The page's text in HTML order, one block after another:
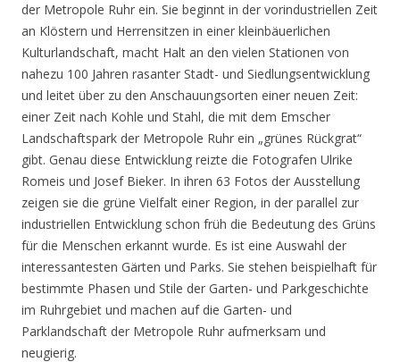
der Metropole Ruhr ein. Sie beginnt in der vorindustriellen Zeit
an Klöstern und Herrensitzen in einer kleinbäuerlichen
Kulturlandschaft, macht Halt an den vielen Stationen von
nahezu 100 Jahren rasanter Stadt- und Siedlungsentwicklung
und leitet über zu den Anschauungsorten einer neuen Zeit:
einer Zeit nach Kohle und Stahl, die mit dem Emscher
Landschaftspark der Metropole Ruhr ein „grünes Rückgrat“
gibt. Genau diese Entwicklung reizte die Fotografen Ulrike
Romeis und Josef Bieker. In ihren 63 Fotos der Ausstellung
zeigen sie die grüne Vielfalt einer Region, in der parallel zur
industriellen Entwicklung schon früh die Bedeutung des Grüns
für die Menschen erkannt wurde. Es ist eine Auswahl der
interessantesten Gärten und Parks. Sie stehen beispielhaft für
bestimmte Phasen und Stile der Garten- und Parkgeschichte
im Ruhrgebiet und machen auf die Garten- und
Parklandschaft der Metropole Ruhr aufmerksam und
neugierig.